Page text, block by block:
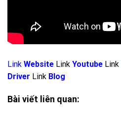
Link Website Link Youtube Link
Driver Link Blog
Bài viết liên quan: